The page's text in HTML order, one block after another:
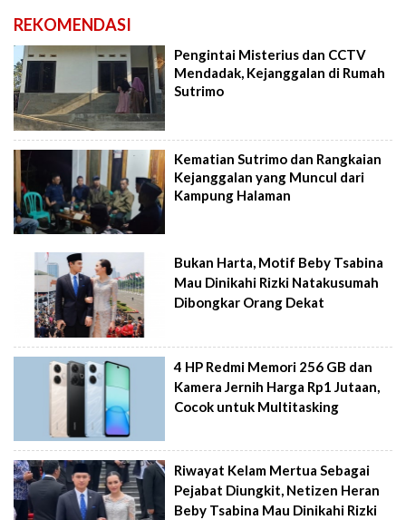
REKOMENDASI
Pengintai Misterius dan CCTV
Mendadak, Kejanggalan di Rumah
Sutrimo
Kematian Sutrimo dan Rangkaian
Kejanggalan yang Muncul dari
Kampung Halaman
Bukan Harta, Motif Beby Tsabina
Mau Dinikahi Rizki Natakusumah
Dibongkar Orang Dekat
4 HP Redmi Memori 256 GB dan
Kamera Jernih Harga Rp1 Jutaan,
Cocok untuk Multitasking
Riwayat Kelam Mertua Sebagai
Pejabat Diungkit, Netizen Heran
Beby Tsabina Mau Dinikahi Rizki